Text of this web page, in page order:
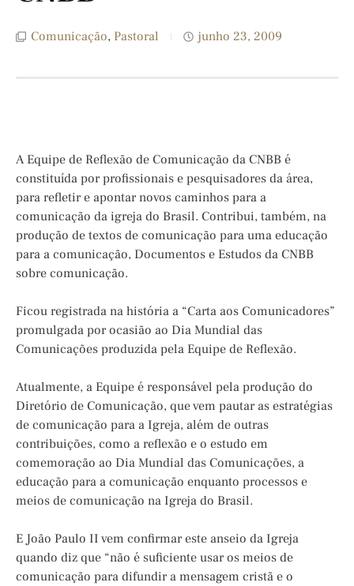
Comunicação, Pastoral junho 23, 2009
A Equipe de Reflexão de Comunicação da CNBB é
constituída por profissionais e pesquisadores da área,
para refletir e apontar novos caminhos para a
comunicação da igreja do Brasil. Contribui, também, na
produção de textos de comunicação para uma educação
para a comunicação, Documentos e Estudos da CNBB
sobre comunicação.
Ficou registrada na história a “Carta aos Comunicadores”
promulgada por ocasião ao Dia Mundial das
Comunicações produzida pela Equipe de Reflexão.
Atualmente, a Equipe é responsável pela produção do
Diretório de Comunicação, que vem pautar as estratégias
de comunicação para a Igreja, além de outras
contribuições, como a reflexão e o estudo em
comemoração ao Dia Mundial das Comunicações, a
educação para a comunicação enquanto processos e
meios de comunicação na Igreja do Brasil.
E João Paulo II vem confirmar este anseio da Igreja
quando diz que “não é suficiente usar os meios de
comunicação para difundir a mensagem cristã e o